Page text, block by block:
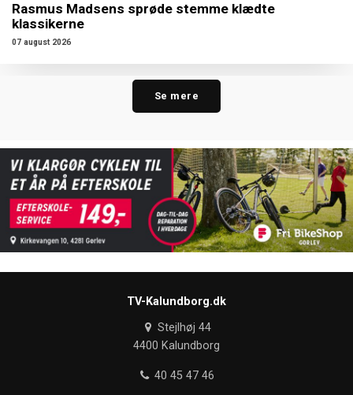
Rasmus Madsens sprøde stemme klædte
klassikerne
07 august 2026
Se mere
TV-Kalundborg.dk
Stejlhøj 44
4400 Kalundborg
40 45 47 46